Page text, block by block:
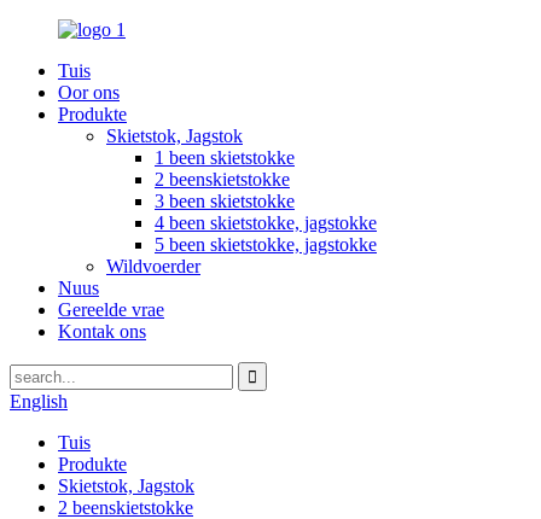
Tuis
Oor ons
Produkte
Skietstok, Jagstok
1 been skietstokke
2 beenskietstokke
3 been skietstokke
4 been skietstokke, jagstokke
5 been skietstokke, jagstokke
Wildvoerder
Nuus
Gereelde vrae
Kontak ons
English
Tuis
Produkte
Skietstok, Jagstok
2 beenskietstokke